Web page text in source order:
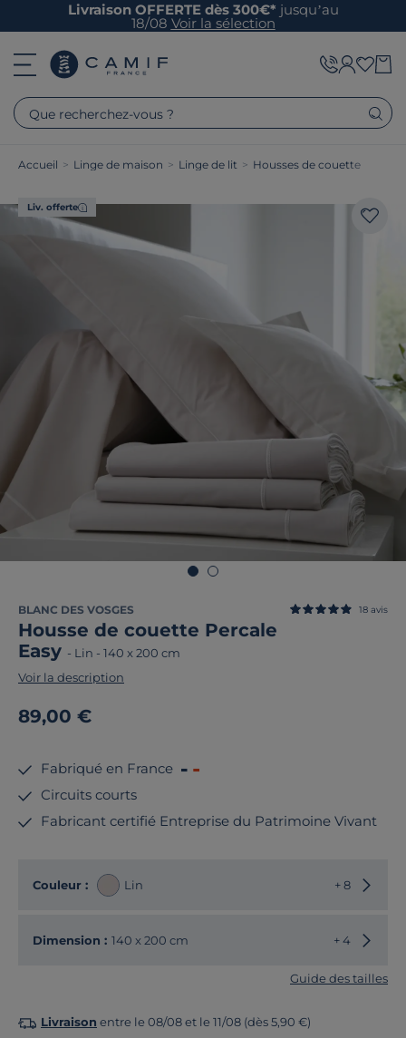
Livraison OFFERTE dès 300€* jusqu’au
18/08 Voir la sélection
Que recherchez-vous ?
Accueil > Linge de maison > Linge de lit > Housses de couette
Liv. offerte
BLANC DES VOSGES
Housse de couette Percale
Easy - Lin - 140 x 200 cm
18 avis
Voir la description
89,00 €
Fabriqué en France
Circuits courts
Fabricant certifié Entreprise du Patrimoine Vivant
Couleur : Lin + 8
Dimension : 140 x 200 cm + 4
Guide des tailles
Livraison entre le 08/08 et le 11/08 (dès 5,90 €)